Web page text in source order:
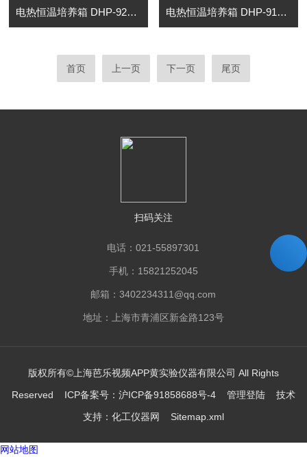
电热恒温培养箱 DHP-9272(270L) 电热恒温培养箱 DHP-9162(160L)
首页 上一页 下一页 尾页
扫码关注
电话：021-55897301
手机：15821252045
邮箱：3402234311@qq.com
地址：上海市青浦区新金路123号
版权所有©上海芭乐视频APP黄实验仪器有限公司 All Rights
Reserved ICP备案号： 沪ICP备91858688号-4 管理登陆技术
支持： 化工仪器网 Sitemap.xml
网站地图